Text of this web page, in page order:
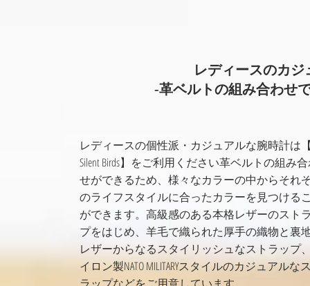
レディースのカ
-革ベルトの組み合わせ
レディースの個性派・カジュアルな腕時計は
Silent Birds】をご利用ください革ベルトの組み
せができるため、様々なカラーの中からそれ
のライフスタイルに合ったカラーを見つける
ができます。高級感のある本格レザーのスト
プをはじめ、羊毛で織られた厚手の織物と裏
レザーからなるスタイリッシュなストラップ
イロン製NATO MILITARYスタイルのカジュアルな